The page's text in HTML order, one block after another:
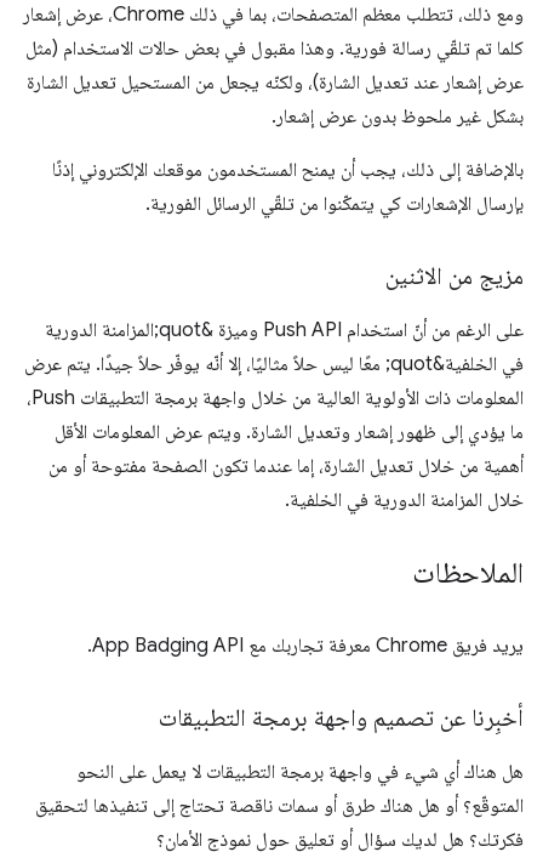
ومع ذلك، تتطلب معظم المتصفحات، بما في ذلك Chrome، عرض إشعار
كلما تم تلقّي رسالة فورية. وهذا مقبول في بعض حالات الاستخدام (مثل
عرض إشعار عند تعديل الشارة)، ولكنّه يجعل من المستحيل تعديل الشارة
بشكل غير ملحوظ بدون عرض إشعار.
بالإضافة إلى ذلك، يجب أن يمنح المستخدمون موقعك الإلكتروني إذنًا
بإرسال الإشعارات كي يتمكّنوا من تلقّي الرسائل الفورية.
مزيج من الاثنين
على الرغم من أنّ استخدام Push API وميزة &quot;المزامنة الدورية
في الخلفية&quot; معًا ليس حلاً مثاليًا، إلا أنّه يوفّر حلاً جيدًا. يتم عرض
المعلومات ذات الأولوية العالية من خلال واجهة برمجة التطبيقات Push،
ما يؤدي إلى ظهور إشعار وتعديل الشارة. ويتم عرض المعلومات الأقل
أهمية من خلال تعديل الشارة، إما عندما تكون الصفحة مفتوحة أو من
خلال المزامنة الدورية في الخلفية.
الملاحظات
يريد فريق Chrome معرفة تجاربك مع App Badging API.
أخبِرنا عن تصميم واجهة برمجة التطبيقات
هل هناك أي شيء في واجهة برمجة التطبيقات لا يعمل على النحو
المتوقّع؟ أو هل هناك طرق أو سمات ناقصة تحتاج إلى تنفيذها لتحقيق
فكرتك؟ هل لديك سؤال أو تعليق حول نموذج الأمان؟